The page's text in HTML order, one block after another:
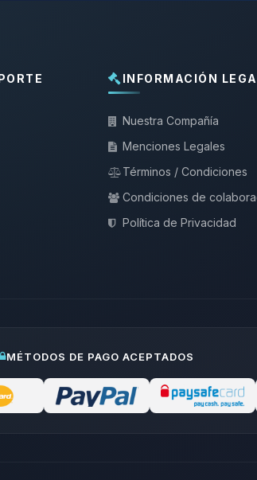
INFORMACIÓN
Nuestra Compañía
Menciones Legales
Términos / Condiciones
Condiciones de
Política de Privacidad
MÉTODOS DE PAGO ACEPTADOS